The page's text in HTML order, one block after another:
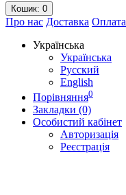
Кошик: 0
Про нас Доставка Оплата
Українська
Українська
Русский
English
Порівняння0
Закладки (0)
Особистий кабінет
Авторизація
Реєстрація